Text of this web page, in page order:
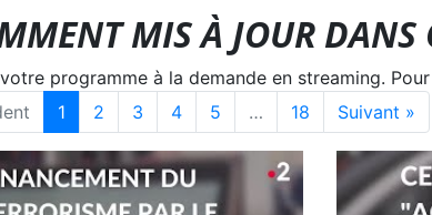
MIS À JOUR
programme à la demande en streaming.
1 2 3 4 5 … 18 Suivant »